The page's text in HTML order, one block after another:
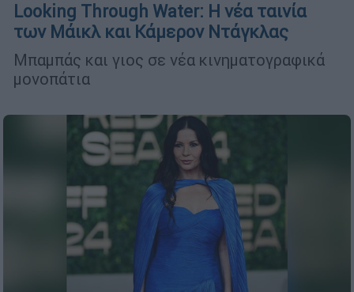
Looking Through Water: Η νέα ταινία
των Μάικλ και Κάμερον Ντάγκλας
Μπαμπάς και γιος σε νέα κινηματογραφικά
μονοπάτια